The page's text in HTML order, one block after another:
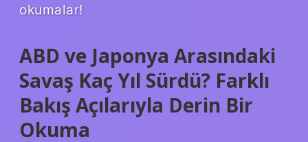
okumalar!
ABD ve Japonya Arasındaki
Savaş Kaç Yıl Sürdü? Farklı
Bakış Açılarıyla Derin Bir
Okuma